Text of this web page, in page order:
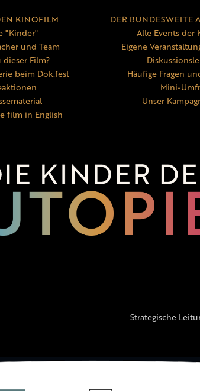
KINOFILM
"Kinder"
und Team
dieser Film?
beim Dok.fest
film in English
DER BUNDESWEITE
Alle Events der
Eigene
Häufige Fragen
Mini-
Unser
Strategische